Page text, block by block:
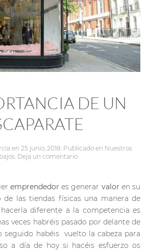
DE UN
en 25 junio, 2018. Publicado en Nuestros
. Deja un comentario
emprendedor es generar valor en su
de las tiendas físicas una manera de
diferente a la competencia es
veces habréis pasado por delante de
seguido habéis vuelto la cabeza para
a día de hoy si hacéis esfuerzo os